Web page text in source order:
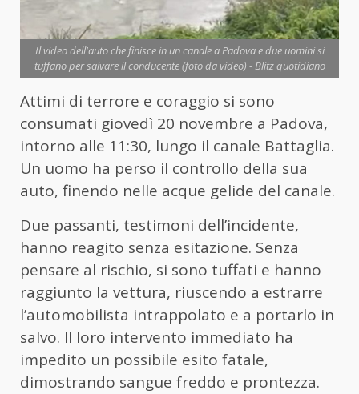
Il video dell'auto che finisce in un canale a Padova e due uomini si
tuffano per salvare il conducente (foto da video) - Blitz quotidiano
Attimi di terrore e coraggio si sono
consumati giovedì 20 novembre a Padova,
intorno alle 11:30, lungo il canale Battaglia.
Un uomo ha perso il controllo della sua
auto, finendo nelle acque gelide del canale.
Due passanti, testimoni dell’incidente,
hanno reagito senza esitazione. Senza
pensare al rischio, si sono tuffati e hanno
raggiunto la vettura, riuscendo a estrarre
l’automobilista intrappolato e a portarlo in
salvo. Il loro intervento immediato ha
impedito un possibile esito fatale,
dimostrando sangue freddo e prontezza.